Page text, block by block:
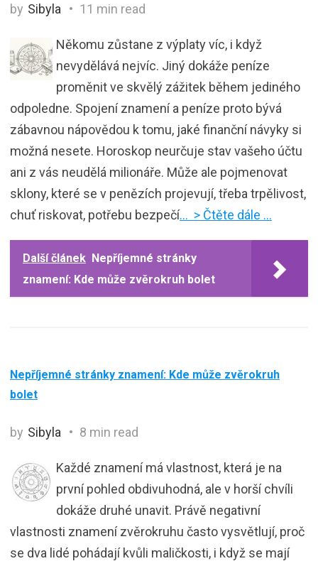
by Sibyla 11 min read
Někomu zůstane z výplaty víc, i když
nevydělává nejvíc. Jiný dokáže peníze
proměnit ve skvělý zážitek během jediného
odpoledne. Spojení znamení a peníze proto bývá
zábavnou nápovědou k tomu, jaké finanční návyky si
možná nesete. Horoskop neurčuje stav vašeho účtu
ani z vás neudělá milionáře. Může ale pojmenovat
sklony, které se v penězích projevují, třeba trpělivost,
chuť riskovat, potřebu bezpečí… > Čtěte dále …
Další článek Nepříjemné stránky
znamení: Kde může zvěrokruh bolet
Nepříjemné stránky znamení: Kde může zvěrokruh
bolet
by Sibyla 8 min read
Každé znamení má vlastnost, která je na
první pohled obdivuhodná, ale v horší chvíli
dokáže druhé unavit. Právě negativní
vlastnosti znamení zvěrokruhu často vysvětlují, proč
se dva lidé pohádají kvůli maličkosti, i když se mají